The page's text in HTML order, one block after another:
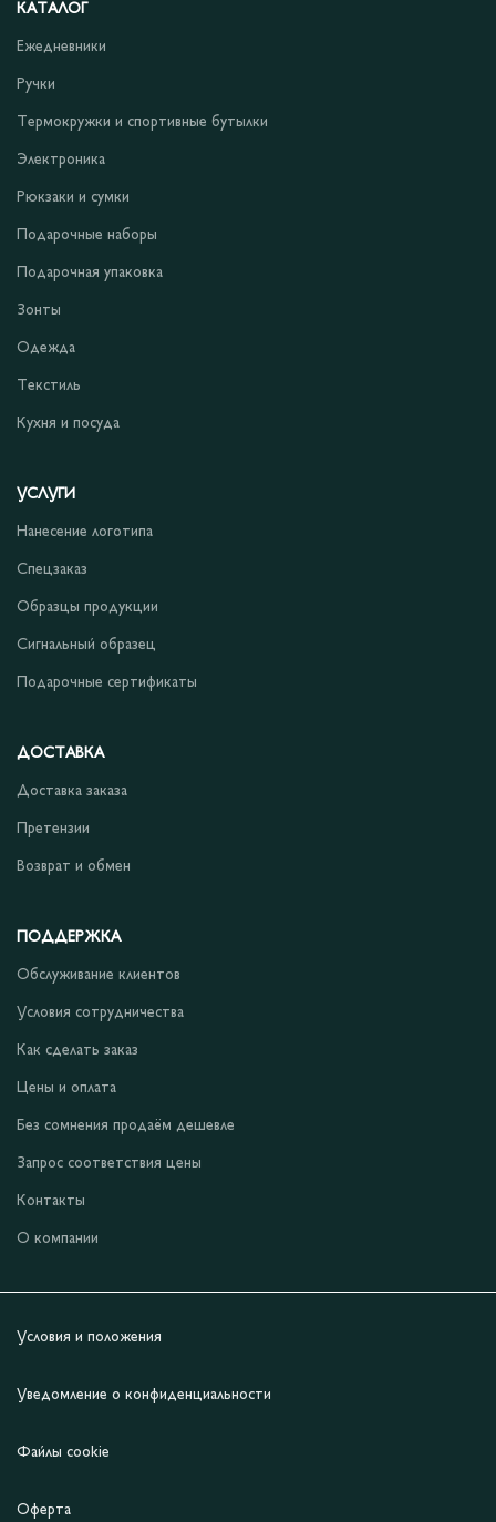
КАТАЛОГ
Ежедневники
Ручки
Термокружки и спортивные бутылки
Электроника
Рюкзаки и сумки
Подарочные наборы
Подарочная упаковка
Зонты
Одежда
Текстиль
Кухня и посуда
УСЛУГИ
Нанесение логотипа
Спецзаказ
Образцы продукции
Сигнальный образец
Подарочные сертификаты
ДОСТАВКА
Доставка заказа
Претензии
Возврат и обмен
ПОДДЕРЖКА
Обслуживание клиентов
Условия сотрудничества
Как сделать заказ
Цены и оплата
Без сомнения продаём дешевле
Запрос соответствия цены
Контакты
О компании
Условия и положения
Уведомление о конфиденциальности
Файлы cookie
Оферта